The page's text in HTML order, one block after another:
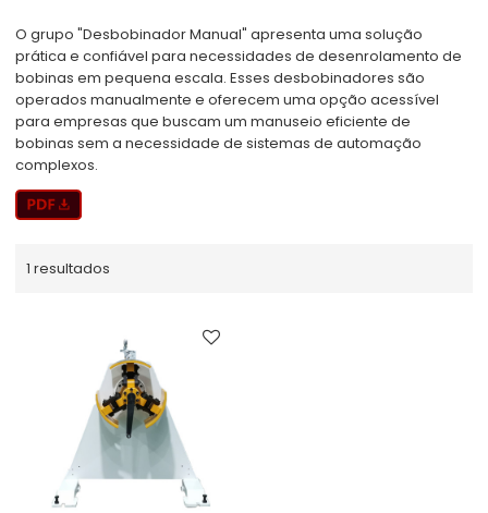
O grupo "Desbobinador Manual" apresenta uma solução
prática e confiável para necessidades de desenrolamento de
bobinas em pequena escala. Esses desbobinadores são
operados manualmente e oferecem uma opção acessível
para empresas que buscam um manuseio eficiente de
bobinas sem a necessidade de sistemas de automação
complexos.
1 resultados